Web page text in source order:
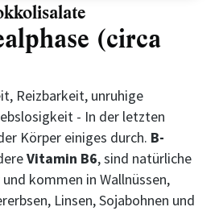
(circa
Reizbarkeit, unruhige
- In der letzten
Körper einiges durch. B-
Vitamin B6, sind natürliche
kommen in Wallnüssen,
Linsen, Sojabohnen und